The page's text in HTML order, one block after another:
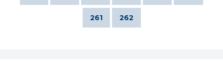
261 262